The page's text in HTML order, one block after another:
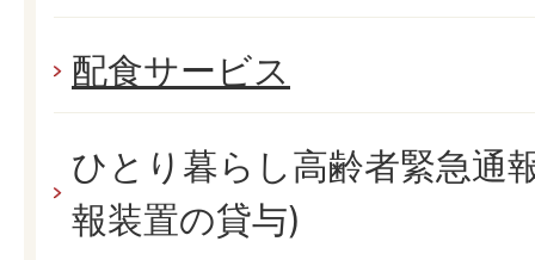
配食サービス
ひとり暮らし高齢者緊急通
報装置の貸与)